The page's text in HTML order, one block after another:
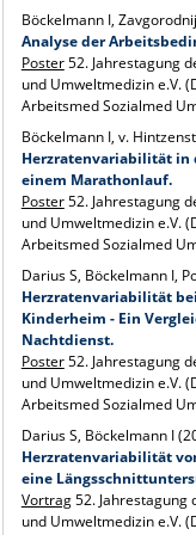
Böckelmann I,
Analyse der
Poster52. Jahrestagung
und Umweltmedizin e.V.
Arbeitsmed Sozialmed
Böckelmann I, v.
Herzratenvariabilität in
einem Marathonlauf.
Poster52. Jahrestagung
und Umweltmedizin e.V.
Arbeitsmed Sozialmed
Darius S, Böckelmann I,
Herzratenvariabilität
Kinderheim - Ein
Nachtdienst.
Poster52. Jahrestagung
und Umweltmedizin e.V.
Arbeitsmed Sozialmed
Darius S, Böckelmann I
Herzratenvariabilität
eine
Vortrag52. Jahrestagung
und Umweltmedizin e.V.